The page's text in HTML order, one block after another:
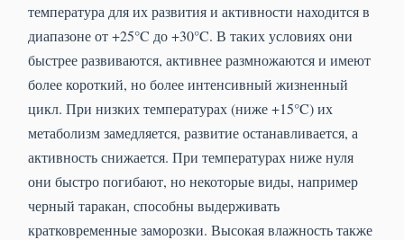
температура для их развития и активности находится в
диапазоне от +25°C до +30°C. В таких условиях они
быстрее развиваются, активнее размножаются и имеют
более короткий, но более интенсивный жизненный
цикл. При низких температурах (ниже +15°C) их
метаболизм замедляется, развитие останавливается, а
активность снижается. При температурах ниже нуля
они быстро погибают, но некоторые виды, например
черный таракан, способны выдерживать
кратковременные заморозки. Высокая влажность также